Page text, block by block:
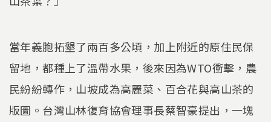
當年義胞拓墾了兩百多公頃，加上附近的原住民保
留地，都種上了溫帶水果，後來因為WTO衝擊，農
民紛紛轉作，山坡成為高麗菜、百合花與高山茶的
版圖。台灣山林復育協會理事長蔡智豪提出，一塊